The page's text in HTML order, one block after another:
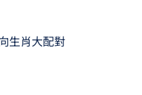
生肖大配對